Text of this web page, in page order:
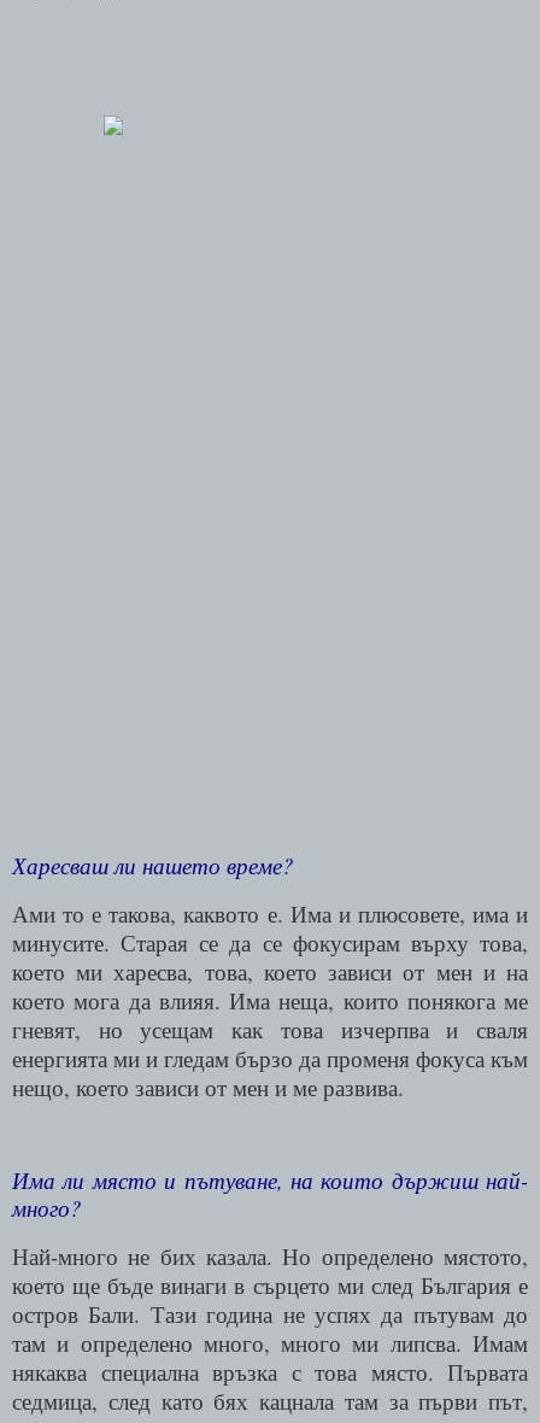
Харесваш ли нашето време?
Ами то е такова, каквото е. Има и плюсовете, има и
минусите. Старая се да се фокусирам върху това,
което ми харесва, това, което зависи от мен и на
което мога да влияя. Има неща, които понякога ме
гневят, но усещам как това изчерпва и сваля
енергията ми и гледам бързо да променя фокуса към
нещо, което зависи от мен и ме развива.
Има ли място и пътуване, на които държиш най-
много?
Най-много не бих казала. Но определено мястото,
което ще бъде винаги в сърцето ми след България е
остров Бали. Тази година не успях да пътувам до
там и определено много, много ми липсва. Имам
някаква специална връзка с това място. Първата
седмица, след като бях кацнала там за първи път,